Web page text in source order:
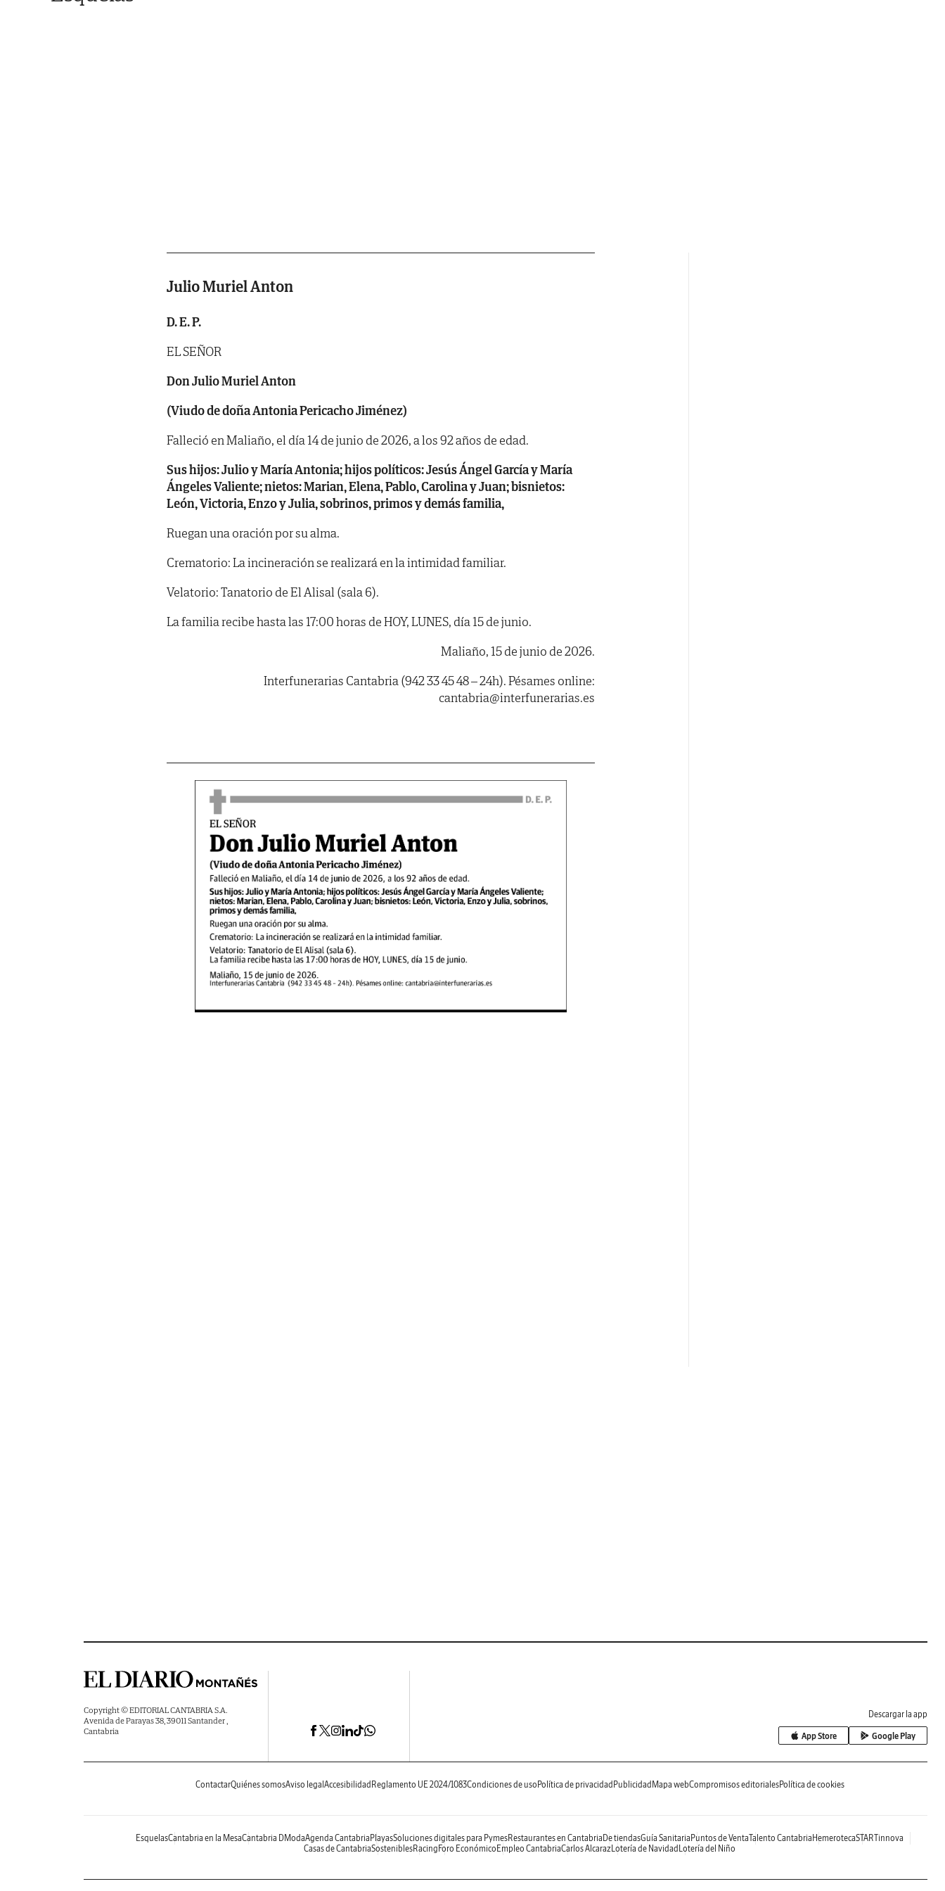
Julio Muriel Anton
D. E. P.
EL SEÑOR
Don Julio Muriel Anton
(Viudo de doña Antonia Pericacho Jiménez)
Falleció en Maliaño, el día 14 de junio de 2026, a los 92 años de edad.
Sus hijos: Julio y María Antonia; hijos políticos: Jesús Ángel García y María
Ángeles Valiente; nietos: Marian, Elena, Pablo, Carolina y Juan; bisnietos:
León, Victoria, Enzo y Julia, sobrinos, primos y demás familia,
Ruegan una oración por su alma.
Crematorio: La incineración se realizará en la intimidad familiar.
Velatorio: Tanatorio de El Alisal (sala 6).
La familia recibe hasta las 17:00 horas de HOY, LUNES, día 15 de junio.
Maliaño, 15 de junio de 2026.
Interfunerarias Cantabria (942 33 45 48 – 24h). Pésames online:
cantabria@interfunerarias.es
Copyright © EDITORIAL CANTABRIA S.A.
Avenida de Parayas 38, 39011 Santander ,
Cantabria
Descargar la app
App Store Google Play
ContactarQuiénes somosAviso legal Accesibilidad Reglamento UE 2024/1083Condiciones de uso Política de privacidad Publicidad Mapa webCompromisos editorialesPolítica de cookies
EsquelasCantabria en la MesaCantabria DModaAgenda Cantabria PlayasSoluciones digitales para PymesRestaurantes en Cantabria De tiendasGuía Sanitaria Puntos de VentaTalento Cantabria HemerotecaSTARTinnova
Casas de CantabriaSosteniblesRacing Foro Económico Empleo CantabriaCarlos AlcarazLotería de Navidad Lotería del Niño